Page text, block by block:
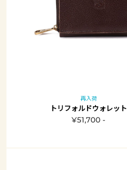
再入荷
トリフォルドウォレット
¥51,700 -